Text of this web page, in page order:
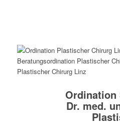
Ordination
Dr. med.